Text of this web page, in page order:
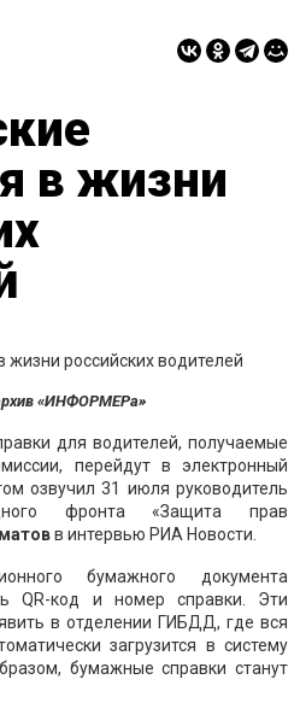
в жизни
«ИНФОРМЕРа»
для водителей, получаемые
перейдут в электронный
озвучил 31 июля руководитель
фронта «Защита прав
в интервью РИА Новости.
бумажного документа
QR-код и номер справки. Эти
в отделении ГИБДД, где вся
загрузится в систему
бумажные справки станут